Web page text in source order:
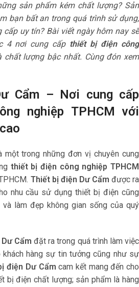
sản phẩm kém chất lượng? Sản
bạn bất an trong quá trình sử dụng,
cấp uy tín? Bài viết ngày hôm nay sẽ
4 nơi cung cấp thiết bị điện công
lượng bậc nhất. Cùng đón xem
Cẩm – Nơi cung cấp
nghiệp TPHCM với
một trong những đơn vị chuyên cung
thiết bị điện công nghiệp TPHCM
Thiết bị điện Dư Cẩm được ra
nhu cầu sử dụng thiết bị điện cũng
và làm đẹp không gian sống của quý
Cẩmđặt ra trong quá trình làm việc
hàng sự tin tưởng cũng như sự
điện Dư Cẩm cam kết mang đến cho
bị điện chất lượng; sản phẩm là hàng